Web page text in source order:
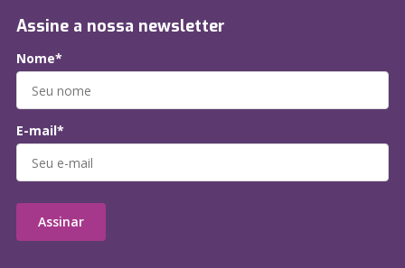
Assine a nossa newsletter
Nome*
E-mail*
Assinar